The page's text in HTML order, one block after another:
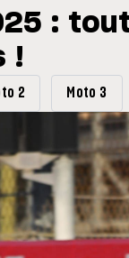
Silverstone :
Grande-
:
!
2 Moto 3